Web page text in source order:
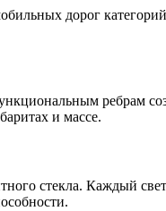
дорог
ребрам
и массе.
стекла. Каждый